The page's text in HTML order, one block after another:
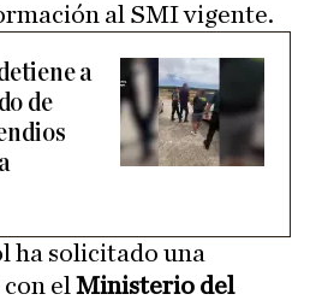
al SMI vigente.
a
de
ha solicitado una
el Ministerio del